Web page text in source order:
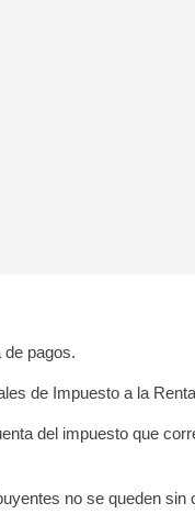
pagos.
de Impuesto a la
del impuesto que
no se queden sin